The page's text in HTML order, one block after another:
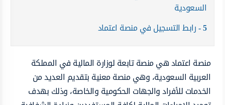
السعودية
5 رابط التسجيل في منصة اعتماد
منصة اعتماد هي منصة تابعة لوزارة المالية في المملكة
العربية السعودية، وهي منصة معنية بتقديم العديد من
الخدمات للأفراد والجهات الحكومية والخاصة، وذلك بهدف